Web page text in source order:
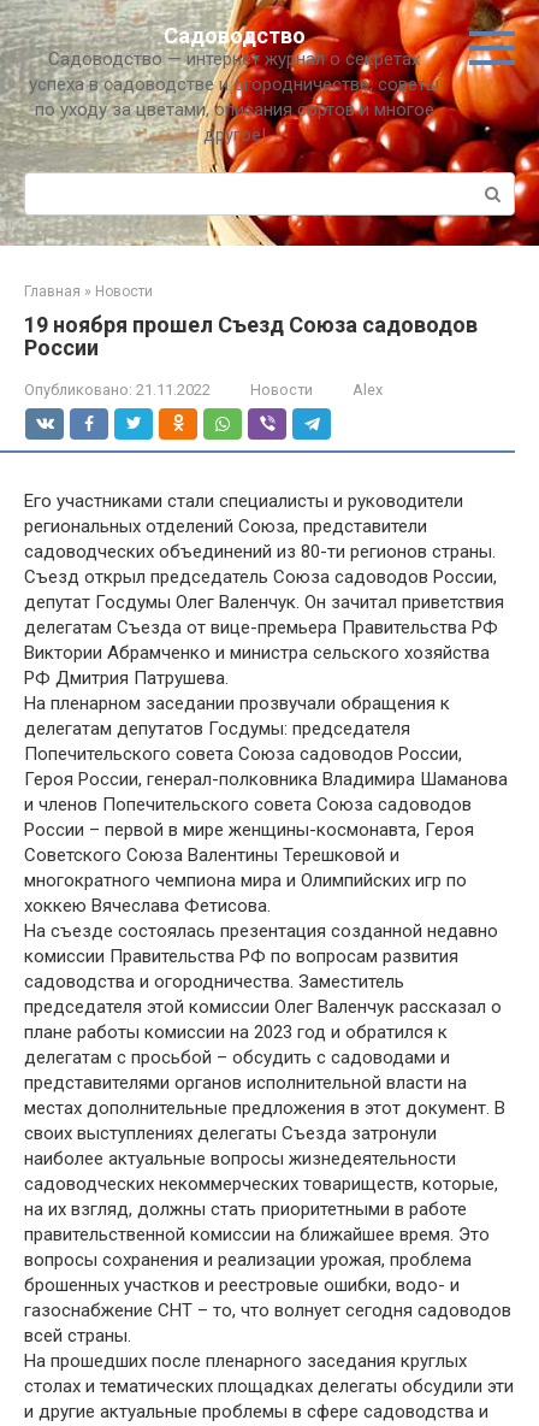
Перейти
к
контенту
Садоводство
Садоводство — интернет журнал о секретах
успеха в садоводстве и огородничестве, советы
по уходу за цветами, описания сортов и многое
другое!
Поиск:
Главная » Новости
19 ноября прошел Съезд Союза садоводов
России
Опубликовано: 21.11.2022 Новости Alex
Его участниками стали специалисты и руководители
региональных отделений Союза, представители
садоводческих объединений из 80-ти регионов страны.
Съезд открыл председатель Союза садоводов России,
депутат Госдумы Олег Валенчук. Он зачитал приветствия
делегатам Съезда от вице-премьера Правительства РФ
Виктории Абрамченко и министра сельского хозяйства
РФ Дмитрия Патрушева.
На пленарном заседании прозвучали обращения к
делегатам депутатов Госдумы: председателя
Попечительского совета Союза садоводов России,
Героя России, генерал-полковника Владимира Шаманова
и членов Попечительского совета Союза садоводов
России – первой в мире женщины-космонавта, Героя
Советского Союза Валентины Терешковой и
многократного чемпиона мира и Олимпийских игр по
хоккею Вячеслава Фетисова.
На съезде состоялась презентация созданной недавно
комиссии Правительства РФ по вопросам развития
садоводства и огородничества. Заместитель
председателя этой комиссии Олег Валенчук рассказал о
плане работы комиссии на 2023 год и обратился к
делегатам с просьбой – обсудить с садоводами и
представителями органов исполнительной власти на
местах дополнительные предложения в этот документ. В
своих выступлениях делегаты Съезда затронули
наиболее актуальные вопросы жизнедеятельности
садоводческих некоммерческих товариществ, которые,
на их взгляд, должны стать приоритетными в работе
правительственной комиссии на ближайшее время. Это
вопросы сохранения и реализации урожая, проблема
брошенных участков и реестровые ошибки, водо- и
газоснабжение СНТ – то, что волнует сегодня садоводов
всей страны.
На прошедших после пленарного заседания круглых
столах и тематических площадках делегаты обсудили эти
и другие актуальные проблемы в сфере садоводства и